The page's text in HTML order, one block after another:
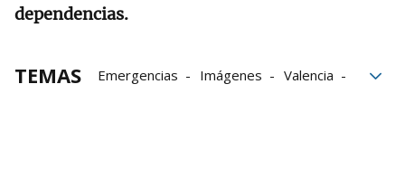
dependencias.
TEMAS Emergencias Imágenes
Valencia